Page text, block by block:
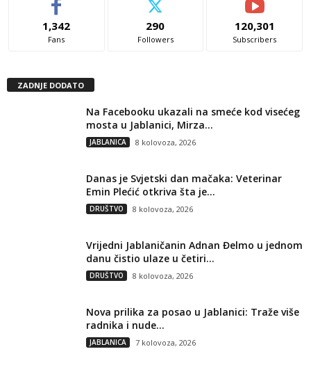
1,342
Fans
290
Followers
120,301
Subscribers
ZADNJE DODATO
Na Facebooku ukazali na smeće kod visećeg
mosta u Jablanici, Mirza...
JABLANICA 8 kolovoza, 2026
Danas je Svjetski dan mačaka: Veterinar
Emin Plećić otkriva šta je...
DRUŠTVO 8 kolovoza, 2026
Vrijedni Jablaničanin Adnan Đelmo u jednom
danu čistio ulaze u četiri...
DRUŠTVO 8 kolovoza, 2026
Nova prilika za posao u Jablanici: Traže više
radnika i nude...
JABLANICA 7 kolovoza, 2026